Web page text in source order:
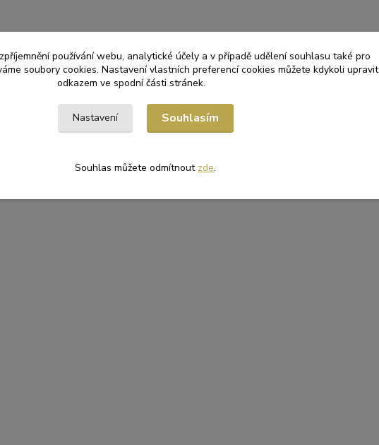
používání webu, analytické účely a v případě udělení souhlasu také pro
soubory cookies. Nastavení vlastních preferencí cookies můžete kdykoli upravit
odkazem ve spodní části stránek.
Nastavení Souhlasím
Souhlas můžete odmítnout zde.